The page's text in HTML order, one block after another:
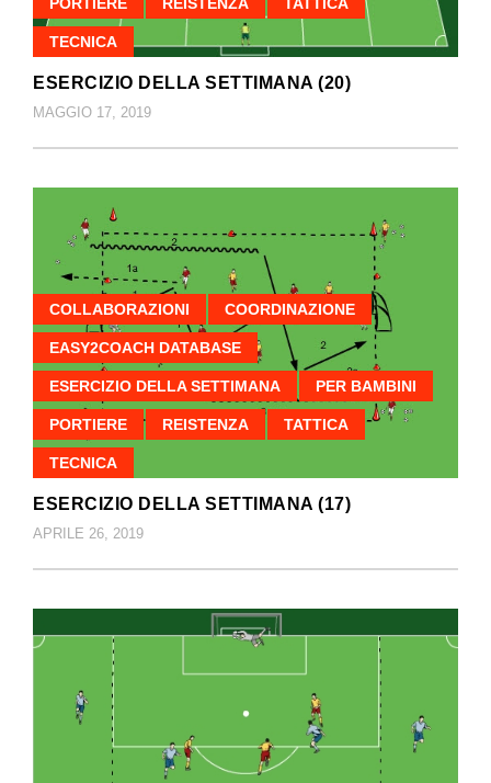
TECNICA
ESERCIZIO DELLA SETTIMANA (20)
MAGGIO 17, 2019
COLLABORAZIONI COORDINAZIONE
EASY2COACH DATABASE
ESERCIZIO DELLA SETTIMANA PER BAMBINI
PORTIERE REISTENZA TATTICA
TECNICA
ESERCIZIO DELLA SETTIMANA (17)
APRILE 26, 2019